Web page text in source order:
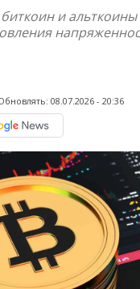
и
08.07.2026 - 20:36